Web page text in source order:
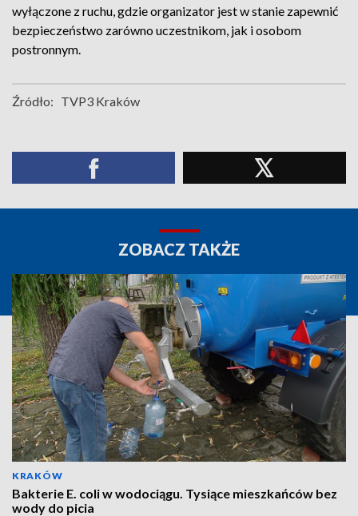
wyłączone z ruchu, gdzie organizator jest w stanie zapewnić
bezpieczeństwo zarówno uczestnikom, jak i osobom
postronnym.
Źródło: TVP3 Kraków
ZOBACZ TAKŻE
KRAKÓW
Bakterie E. coli w wodociągu. Tysiące mieszkańców bez
wody do picia